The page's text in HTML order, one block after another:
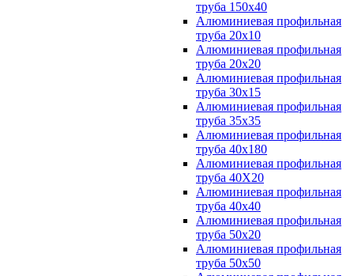
труба 150х40
Алюминиевая профильная
труба 20х10
Алюминиевая профильная
труба 20х20
Алюминиевая профильная
труба 30х15
Алюминиевая профильная
труба 35х35
Алюминиевая профильная
труба 40х180
Алюминиевая профильная
труба 40Х20
Алюминиевая профильная
труба 40х40
Алюминиевая профильная
труба 50х20
Алюминиевая профильная
труба 50х50